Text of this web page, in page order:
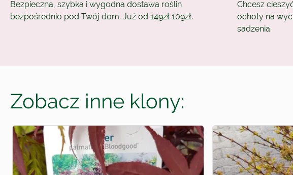
Bezpieczna, szybka i wygodna dostawa roślin
bezpośrednio pod Twój dom. Już od 149zł 109zł.
Chcesz
ochoty na
sadzenia.
Zobacz inne klony: